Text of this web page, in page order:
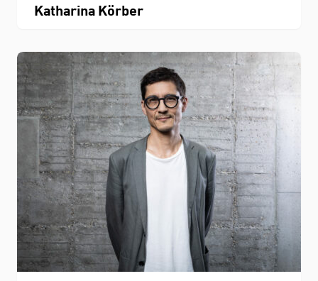
Katharina Körber